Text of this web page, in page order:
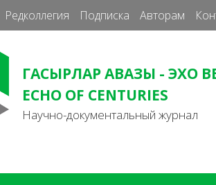
Редколлегия Подписка Авторам
ГАСЫРЛАР АВАЗЫ - ЭХО
ECHO OF CENTURIES
Научно-документальный журнал